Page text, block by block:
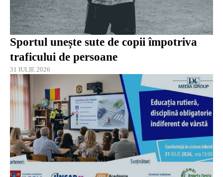
Sportul unește sute de copii împotriva
traficului de persoane
31 IULIE 2026